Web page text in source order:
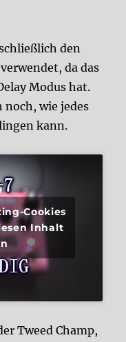
den
da das
Modus hat.
noch, wie jedes
kann.
Cookies
Inhalt
Tweed Champ,